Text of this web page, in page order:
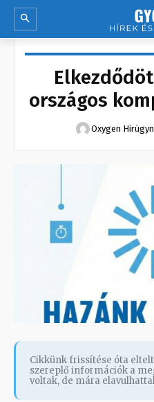
országos
Oxygen
Cikkünk frissítése óta eltelt
szereplő információk a
voltak, de mára